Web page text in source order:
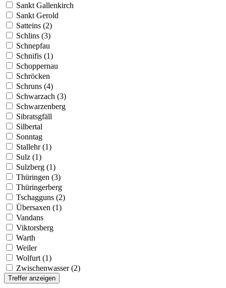
Sankt Gallenkirch
Sankt Gerold
Satteins (2)
Schlins (3)
Schnepfau
Schnifis (1)
Schoppernau
Schröcken
Schruns (4)
Schwarzach (3)
Schwarzenberg
Sibratsgfäll
Silbertal
Sonntag
Stallehr (1)
Sulz (1)
Sulzberg (1)
Thüringen (3)
Thüringerberg
Tschagguns (2)
Übersaxen (1)
Vandans
Viktorsberg
Warth
Weiler
Wolfurt (1)
Zwischenwasser (2)
Treffer anzeigen